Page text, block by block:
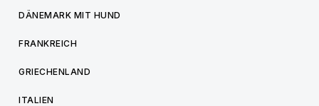
DÄNEMARK MIT HUND
FRANKREICH
GRIECHENLAND
ITALIEN